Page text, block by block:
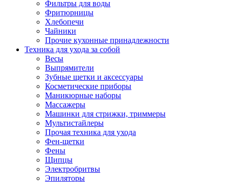
Пылесосы
Утюги
Оверлоки
Настольные лампы
Часы
Стеклоочистители
Машинки для снятия катышков
Сушилки для белья и обуви
Климатическая техника
Приточно-вытяжные вентиляторы
Теплый пол
Обогреватели
Фильтры для воды
Фритюрницы
Хлебопечи
Чайники
Прочие кухонные принадлежности
Техника для ухода за собой
Весы
Выпрямители
Зубные щетки и аксессуары
Косметические приборы
Маникюрные наборы
Массажеры
Машинки для стрижки, триммеры
Мультистайлеры
Прочая техника для ухода
Фен-щетки
Фены
Щипцы
Электробритвы
Эпиляторы